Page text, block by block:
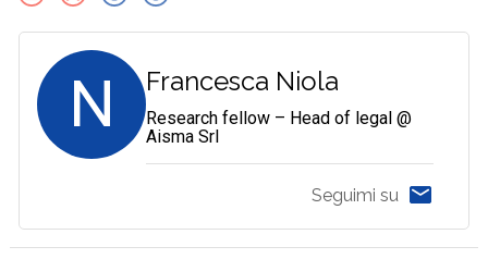
N Francesca Niola
Research fellow – Head of legal @
Aisma Srl
Seguimi su